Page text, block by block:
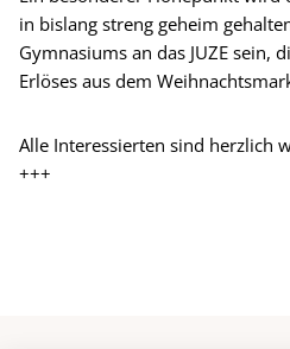
in bislang streng geheim
Gymnasiums an das JUZE sein,
Erlöses aus dem
Alle Interessierten sind herzlich
+++